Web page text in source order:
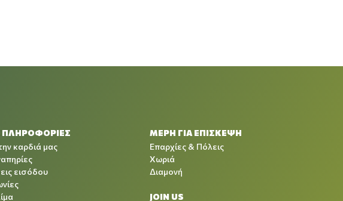
ΠΛΗΡΟΦΟΡΊΕΣ
καρδιά μας
εισόδου
ΜΕΡΗ ΓΙΑ ΕΠΙΣΚΕΨΗ
Επαρχίες & Πόλεις
Χωριά
Διαμονή
JOIN US